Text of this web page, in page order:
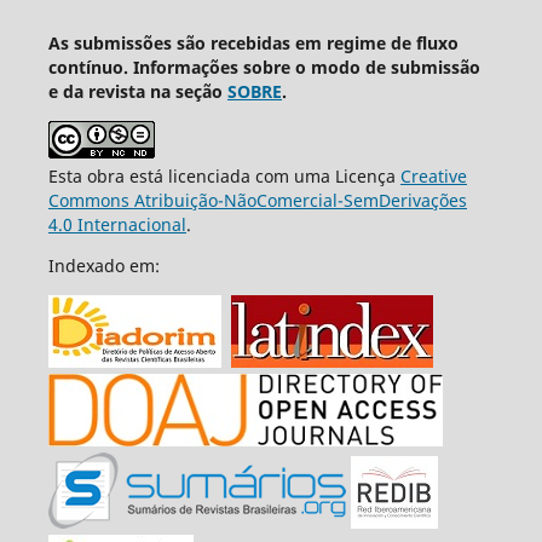
As submissões são recebidas em regime de fluxo
contínuo. Informações sobre o modo de submissão
e da revista na seção SOBRE.
Esta obra está licenciada com uma Licença Creative
Commons Atribuição-NãoComercial-SemDerivações
4.0 Internacional.
Indexado em: